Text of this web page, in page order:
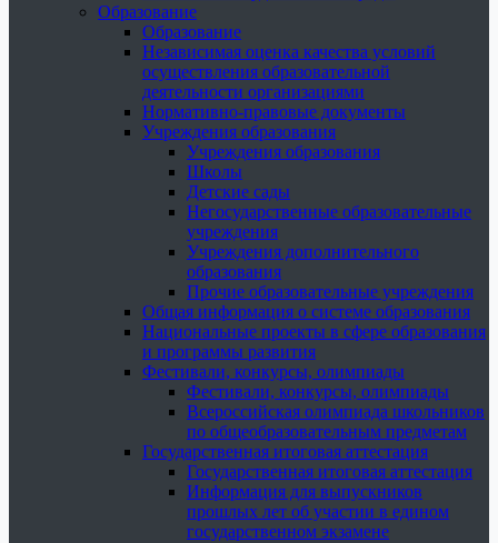
Образование
Образование
Независимая оценка качества условий
осуществления образовательной
деятельности организациями
Нормативно-правовые документы
Учреждения образования
Учреждения образования
Школы
Детские сады
Негосударственные образовательные
учреждения
Учреждения дополнительного
образования
Прочие образовательные учреждения
Общая информация о системе образования
Национальные проекты в сфере образования
и программы развития
Фестивали, конкурсы, олимпиады
Фестивали, конкурсы, олимпиады
Всероссийская олимпиада школьников
по общеобразовательным предметам
Государственная итоговая аттестация
Государственная итоговая аттестация
Информация для выпускников
прошлых лет об участии в едином
государственном экзамене